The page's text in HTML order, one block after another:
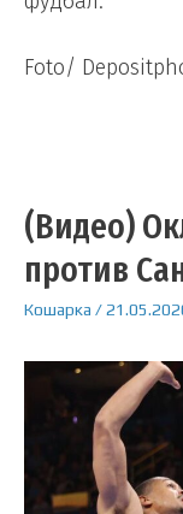
Foto/
(Видео)
против
Кошарка /